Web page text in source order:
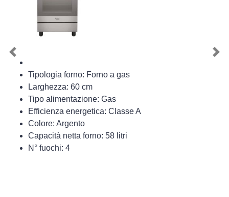
Tipologia forno: Forno a gas
Larghezza: 60 cm
Tipo alimentazione: Gas
Efficienza energetica: Classe A
Colore: Argento
Capacità netta forno: 58 litri
N° fuochi: 4
Previous